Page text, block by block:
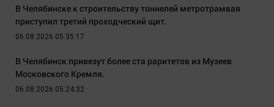
В Челябинске к строительству тоннелей метротрамвая
приступил третий проходческий щит.
06.08.2026 05:35:17
В Челябинск привезут более ста раритетов из Музеев
Московского Кремля.
06.08.2026 05:24:32